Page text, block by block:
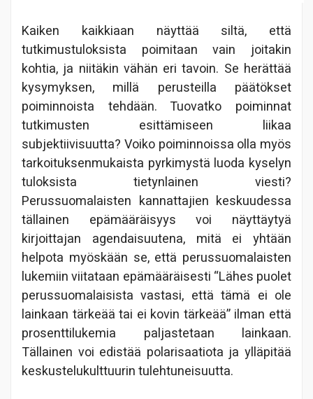
Kaiken kaikkiaan näyttää siltä, että
tutkimustuloksista poimitaan vain joitakin
kohtia, ja niitäkin vähän eri tavoin. Se herättää
kysymyksen, millä perusteilla päätökset
poiminnoista tehdään. Tuovatko poiminnat
tutkimusten esittämiseen liikaa
subjektiivisuutta? Voiko poiminnoissa olla myös
tarkoituksenmukaista pyrkimystä luoda kyselyn
tuloksista tietynlainen viesti?
Perussuomalaisten kannattajien keskuudessa
tällainen epämääräisyys voi näyttäytyä
kirjoittajan agendaisuutena, mitä ei yhtään
helpota myöskään se, että perussuomalaisten
lukemiin viitataan epämääräisesti “Lähes puolet
perussuomalaisista vastasi, että tämä ei ole
lainkaan tärkeää tai ei kovin tärkeää” ilman että
prosenttilukemia paljastetaan lainkaan.
Tällainen voi edistää polarisaatiota ja ylläpitää
keskustelukulttuurin tulehtuneisuutta.